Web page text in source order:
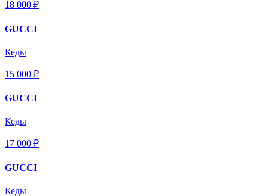
18 000 ₽
GUCCI
Кеды
15 000 ₽
GUCCI
Кеды
17 000 ₽
GUCCI
Кеды